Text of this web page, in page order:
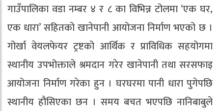
गाउँपालिका वडा नम्बर ४ र ८ का विभिन्न टोलमा ‘एक घर,
एक धारा’ सहितको खानेपानी आयोजना निर्माण भएको छ ।
गोर्खा वेयलफेयर ट्रष्टको आर्थिक र प्राविधिक सहयोगमा
स्थानीय उपभोक्ताले श्रमदान गरेर खानेपानी तथा सरसफाइ
आयोजना निर्माण गरेका हुन । घरघरमा पानी धारा पुगेपछि
स्थानीय हौसिएका छन । समय बचत भएपछि नानिबाबुले